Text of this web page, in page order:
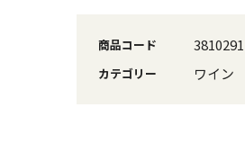
商品コード 3810291
カテゴリー ワイン